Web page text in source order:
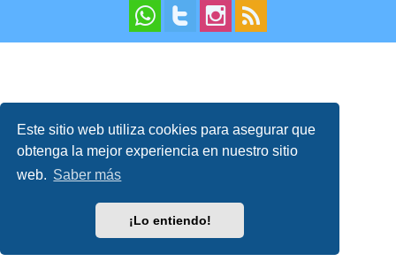
Este sitio web utiliza cookies para asegurar que
obtenga la mejor experiencia en nuestro sitio
web. Saber más
¡Lo entiendo!